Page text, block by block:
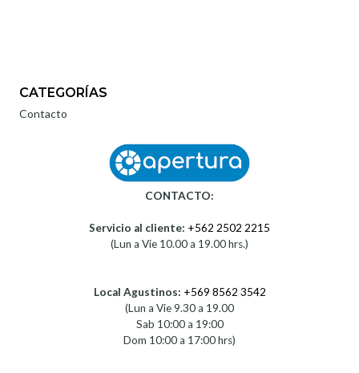
CATEGORÍAS
Contacto
CONTACTO:
Servicio al cliente: +562 2502 2215
(Lun a Vie 10.00 a 19.00 hrs.)
Local Agustinos: +569 8562 3542
(Lun a Vie 9.30 a 19.00
Sab 10:00 a 19:00
Dom 10:00 a 17:00 hrs)